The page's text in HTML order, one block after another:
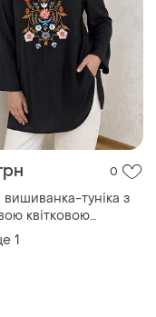
0
туніка з
квітковою
1